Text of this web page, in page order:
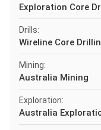
Exploration Core
Drills:
Wireline Core
Mining:
Australia Mining
Exploration:
Australia